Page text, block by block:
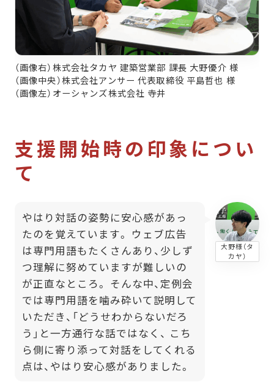
（画像右）株式会社タカヤ 建築営業部 課長 大野優介 様
（画像中央）株式会社アンサー 代表取締役 平島哲也 様
（画像左）オーシャンズ株式会社 寺井
支援開始時の印象につい
て
大野様（タ
カヤ）
やはり対話の姿勢に安心感があっ
たのを覚えています。 ウェブ広告
は専門用語もたくさんあり、少しず
つ理解に努めていますが難しいの
が正直なところ。 そんな中、定例会
では専門用語を噛み砕いて説明して
いただき、「どうせわからないだろ
う」と一方通行な話ではなく、 こち
ら側に寄り添って対話をしてくれる
点は、やはり安心感がありました。